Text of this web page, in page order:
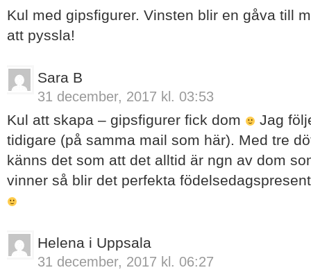
Kul med gipsfigurer. Vinsten blir en gåva till
att pyssla!
Sara B
31 december, 2017 kl. 03:53
Kul att skapa – gipsfigurer fick dom
Jag
tidigare (på samma mail som här). Med tre
känns det som att det alltid är ngn av dom
vinner så blir det perfekta
Helena i Uppsala
31 december, 2017 kl. 06:27